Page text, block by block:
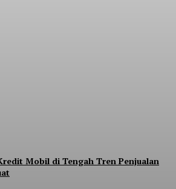
Mobil di Tengah Tren Penjualan